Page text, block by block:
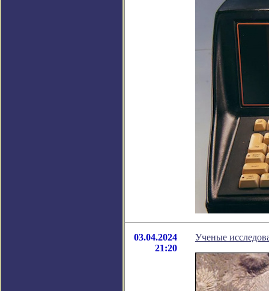
03.04.2024
21:20
Ученые